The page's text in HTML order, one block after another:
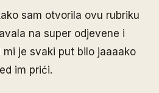
sam otvorila ovu rubriku
na super odjevene i
je svaki put bilo jaaaako
im prići.